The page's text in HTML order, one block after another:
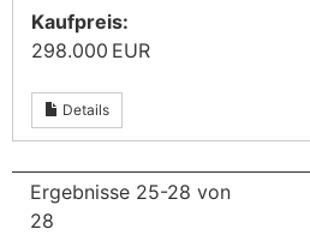
Kaufpreis:
298.000 EUR
Details
Ergebnisse 25-28 von
28